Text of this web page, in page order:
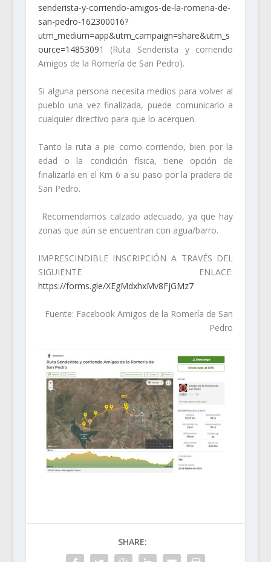
senderista-y-corriendo-amigos-de-la-romeria-de-
san-pedro-162300016?
utm_medium=app&utm_campaign=share&utm_s
ource=14853091 (Ruta Senderista y corriendo
Amigos de la Romería de San Pedro).
Si alguna persona necesita medios para volver al
pueblo una vez finalizada, puede comunicarlo a
cualquier directivo para que lo acerquen.
Tanto la ruta a pie como corriendo, bien por la
edad o la condición física, tiene opción de
finalizarla en el Km 6 a su paso por la pradera de
San Pedro.
Recomendamos calzado adecuado, ya que hay
zonas que aún se encuentran con agua/barro.
IMPRESCINDIBLE INSCRIPCIÓN A TRAVÉS DEL
SIGUIENTE ENLACE:
https://forms.gle/XEgMdxhxMv8FjGMz7
Fuente: Facebook Amigos de la Romería de San
Pedro
SHARE: